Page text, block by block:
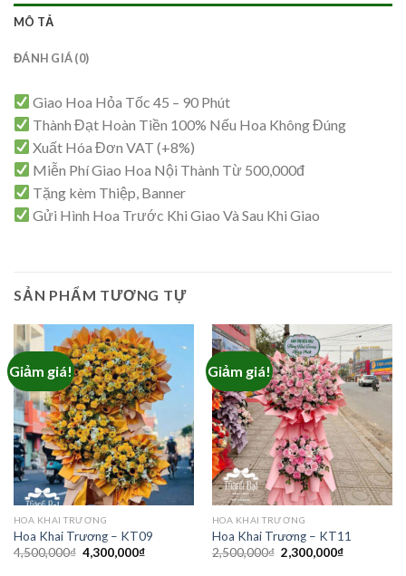
MÔ TẢ
ĐÁNH GIÁ (0)
Giao Hoa Hỏa Tốc 45 – 90 Phút
Thành Đạt Hoàn Tiền 100% Nếu Hoa Không Đúng
Xuất Hóa Đơn VAT (+8%)
Miễn Phí Giao Hoa Nội Thành Từ 500,000đ
Tặng kèm Thiệp, Banner
Gửi Hình Hoa Trước Khi Giao Và Sau Khi Giao
SẢN PHẨM TƯƠNG TỰ
Giảm giá!
HOA KHAI TRƯƠNG
Hoa Khai Trương – KT09
4,500,000₫ Giá
gốc
4,300,000₫Giá
Giảm giá!
HOA KHAI TRƯƠNG
Hoa Khai Trương – KT11
2,500,000₫ Giá
gốc
2,300,000₫Giá